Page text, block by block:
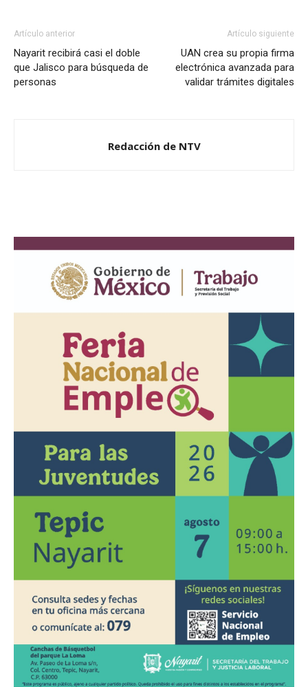
Artículo anterior
Nayarit recibirá casi el doble
que Jalisco para búsqueda de
personas
Artículo siguiente
UAN crea su propia firma
electrónica avanzada para
validar trámites digitales
Redacción de NTV